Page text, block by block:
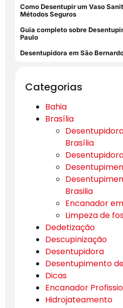
Como Desentupir um Vaso
Métodos Seguros
Guia completo sobre
Paulo
Desentupidora em São
Categorias
Bahia
Brasília
Brasília
Brasilia
Encanador
Limpeza de
Dedetização
Descupinização
Desentupidora
Desentupimento
Dicas
Encanador
Hidrojateamento